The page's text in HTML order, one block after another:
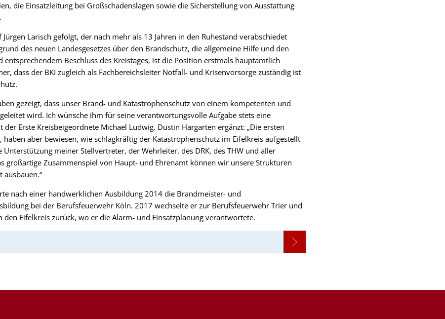
die Einsatzleitung bei Großschadenslagen sowie die Sicherstellung von Ausstattung
Larisch gefolgt, der nach mehr als 13 Jahren in den Ruhestand verabschiedet
des neuen Landesgesetzes über den Brandschutz, die allgemeine Hilfe und den
entsprechendem Beschluss des Kreistages, ist die Position erstmals hauptamtlich
dass der BKI zugleich als Fachbereichsleiter Notfall- und Krisenvorsorge zuständig ist
gezeigt, dass unser Brand- und Katastrophenschutz von einem kompetenten und
wird. Ich wünsche ihm für seine verantwortungsvolle Aufgabe stets eine
der Erste Kreisbeigeordnete Michael Ludwig. Dustin Hargarten ergänzt: „Die ersten
haben aber bewiesen, wie schlagkräftig der Katastrophenschutz im Eifelkreis aufgestellt
meiner Stellvertreter, der Wehrleiter, des DRK, des THW und aller
großartige Zusammenspiel von Haupt- und Ehrenamt können wir unsere Strukturen
ausbauen.“
nach einer handwerklichen Ausbildung 2014 die Brandmeister- und
bei der Berufsfeuerwehr Köln. 2017 wechselte er zur Berufsfeuerwehr Trier und
Eifelkreis zurück, wo er die Alarm- und Einsatzplanung verantwortete.